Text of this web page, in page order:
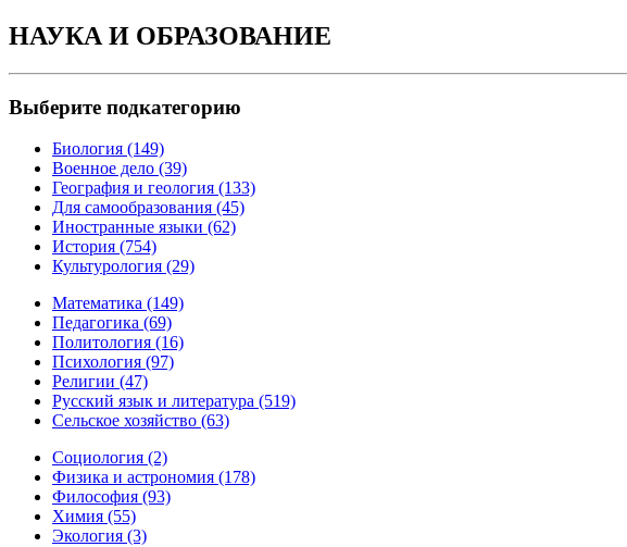
НАУКА И ОБРАЗОВАНИЕ
Выберите подкатегорию
Биология (149)
Военное дело (39)
География и геология (133)
Для самообразования (45)
Иностранные языки (62)
История (754)
Культурология (29)
Математика (149)
Педагогика (69)
Политология (16)
Психология (97)
Религии (47)
Русский язык и литература (519)
Сельское хозяйство (63)
Социология (2)
Физика и астрономия (178)
Философия (93)
Химия (55)
Экология (3)